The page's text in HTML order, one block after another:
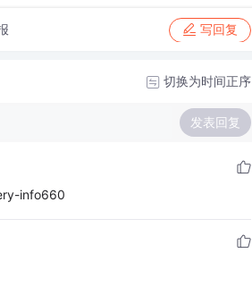
写回复
切换为时间正序
发表回复
info660